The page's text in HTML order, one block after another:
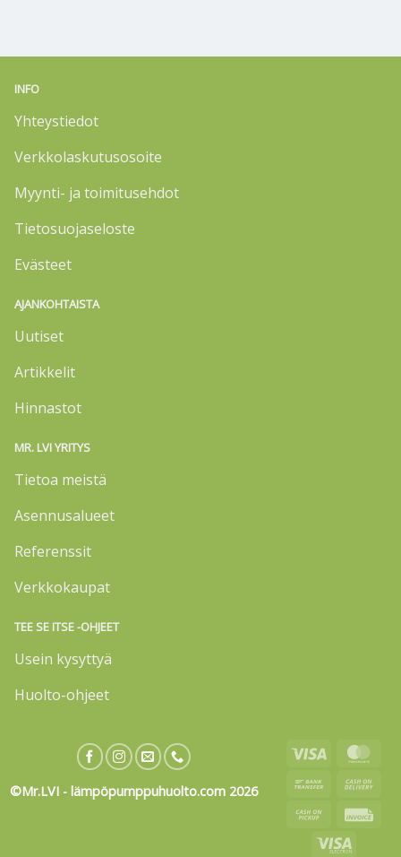
INFO
Yhteystiedot
Verkkolaskutusosoite
Myynti- ja toimitusehdot
Tietosuojaseloste
Evästeet
AJANKOHTAISTA
Uutiset
Artikkelit
Hinnastot
MR. LVI YRITYS
Tietoa meistä
Asennusalueet
Referenssit
Verkkokaupat
TEE SE ITSE -OHJEET
Usein kysyttyä
Huolto-ohjeet
©Mr.LVI - lämpöpumppuhuolto.com 2026
Visa
Bank
Cash
on
Visa